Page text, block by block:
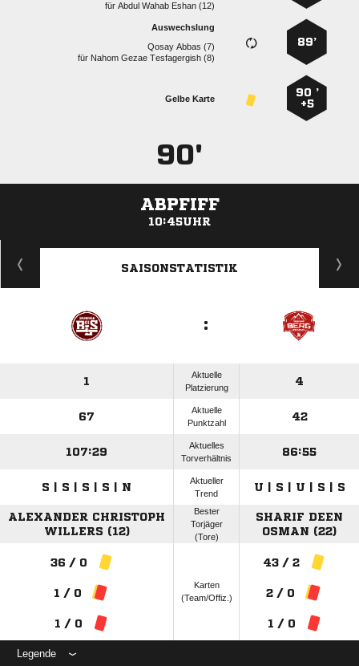
für   
89’
Auswechslung
  
für    
90 ’
+5
Gelbe Karte
90'
ABPFIFF
10:45UHR
ANZEIGE
SAISONSTATISTIK
:
1
Aktuelle
Platzierung
4
67
Aktuelle
Punktzahl
42
107:29
Aktuelles
Torverhältnis
86:55
S | S | S | S | N
Aktueller
Trend
U | S | U | S | S
ALEXANDER CHRISTOPH
WILLERS (12)
Bester
Torjäger
(Tore)
SHARIF DEEN
OSMAN (22)
36 / 0
1 / 0
1 / 0
Karten
(Team/Offiz.)
43 / 2
2 / 0
1 / 0
Legende